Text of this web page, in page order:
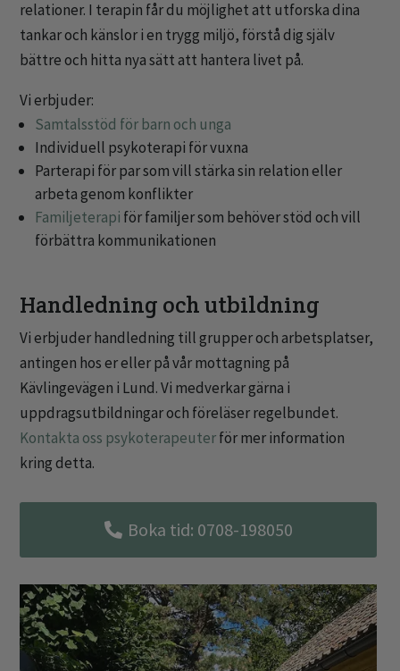
relationer. I terapin får du möjlighet att utforska dina
tankar och känslor i en trygg miljö, förstå dig själv
bättre och hitta nya sätt att hantera livet på.
Vi erbjuder:
Samtalsstöd för barn och unga
Individuell psykoterapi för vuxna
Parterapi för par som vill stärka sin relation eller
arbeta genom konflikter
Familjeterapi för familjer som behöver stöd och vill
förbättra kommunikationen
Handledning och utbildning
Vi erbjuder handledning till grupper och arbetsplatser,
antingen hos er eller på vår mottagning på
Kävlingevägen i Lund. Vi medverkar gärna i
uppdragsutbildningar och föreläser regelbundet.
Kontakta oss psykoterapeuterför mer information
kring detta.
Boka tid: 0708-198050